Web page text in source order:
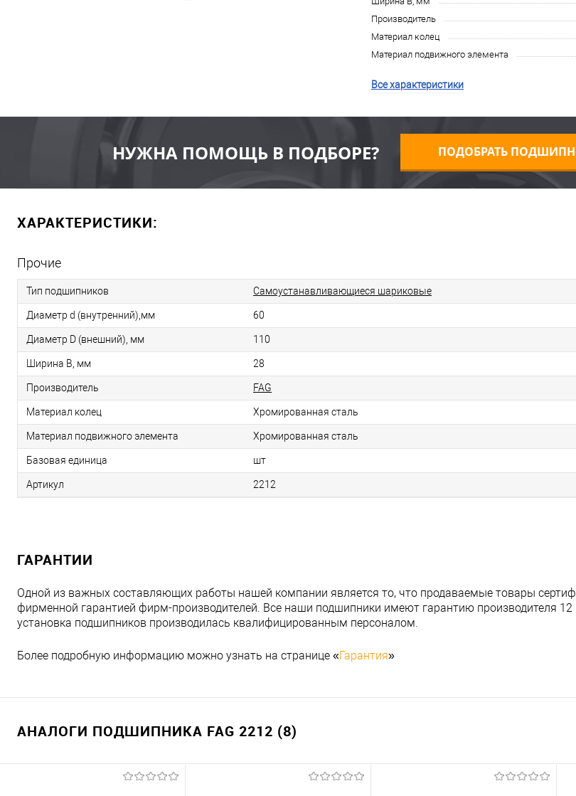
Производитель
Материал колец
Материал подвижного элемента
Все характеристики
НУЖНА ПОМОЩЬ В ПОДБОРЕ? ПОДОБРАТЬ
ХАРАКТЕРИСТИКИ:
Прочие
Тип подшипников Самоустанавливающиеся шариковые
Диаметр d (внутренний),мм 60
Диаметр D (внешний), мм 110
Ширина B, мм 28
Производитель FAG
Материал колец Хромированная сталь
Материал подвижного элемента Хромированная сталь
Базовая единица шт
Артикул 2212
ГАРАНТИИ
Одной из важных составляющих работы нашей компании является то, что продаваемые товары
фирменной гарантией фирм-производителей. Все наши подшипники имеют гарантию производителя 12
установка подшипников производилась квалифицированным персоналом.
Более подробную информацию можно узнать на странице «Гарантия»
АНАЛОГИ ПОДШИПНИКА FAG 2212 (8)